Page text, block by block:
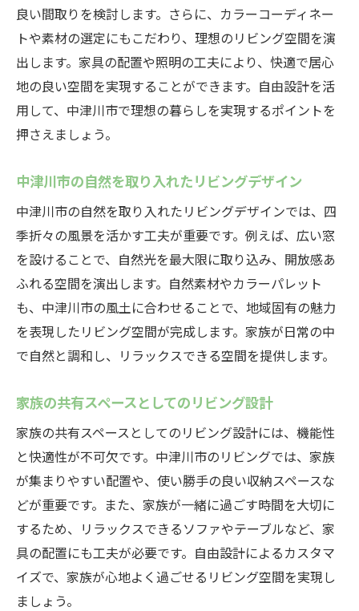
自由設計で作る中津川市の開放的なリビン
グルーム
家族の絆を深める中津川市の自由設計リビング
の魅力
共有スペースとしてのリビングの役割
自由設計で叶える家族団らんの空間
ングデザイン
コミュニケーションが弾むリビングの工夫
自由設計で実現する家族のためのリビング
リビングでの家族の絆を深めるインテリア
アイデア
自由設計を取り入れた中津川市のリビングで快
適生活
ント
自由設計で叶える住み心地の良いリビング
中津川市の暮らしを支える便利なリビング
の工夫
リビングの快適性を高める自由設計のアイ
デア
住環境を整える自由設計のリビング
リビングでの快適な時間を楽しむための設
良い間取りを検討します。さらに、カラーコーディネー
トや素材の選定にもこだわり、理想のリビング空間を演
出します。家具の配置や照明の工夫により、快適で居心
地の良い空間を実現することができます。自由設計を活
用して、中津川市で理想の暮らしを実現するポイントを
押さえましょう。
中津川市の自然を取り入れたリビングデザイン
中津川市の自然を取り入れたリビングデザインでは、四
季折々の風景を活かす工夫が重要です。例えば、広い窓
を設けることで、自然光を最大限に取り込み、開放感あ
ふれる空間を演出します。自然素材やカラーパレット
も、中津川市の風土に合わせることで、地域固有の魅力
を表現したリビング空間が完成します。家族が日常の中
で自然と調和し、リラックスできる空間を提供します。
家族の共有スペースとしてのリビング設計
家族の共有スペースとしてのリビング設計には、機能性
と快適性が不可欠です。中津川市のリビングでは、家族
が集まりやすい配置や、使い勝手の良い収納スペースな
どが重要です。また、家族が一緒に過ごす時間を大切に
するため、リラックスできるソファやテーブルなど、家
具の配置にも工夫が必要です。自由設計によるカスタマ
イズで、家族が心地よく過ごせるリビング空間を実現し
ましょう。